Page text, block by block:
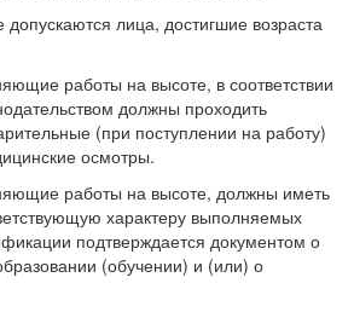
лица, достигшие возраста
работы на высоте, в соответствии
должны проходить
(при поступлении на работу)
осмотры.
работы на высоте, должны иметь
характеру выполняемых
подтверждается документом о
(обучении) и (или) о